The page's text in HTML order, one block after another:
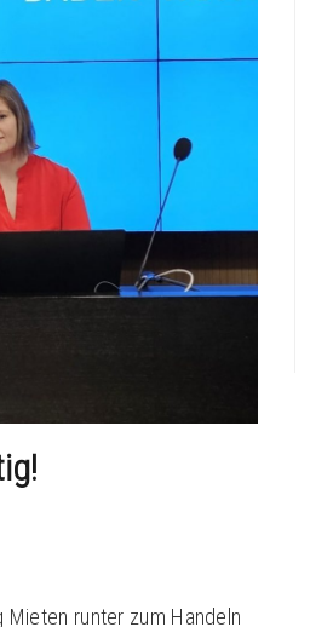
runter zum Handeln